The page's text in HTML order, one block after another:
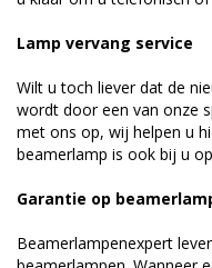
Lamp vervang service
Wilt u toch liever dat de
wordt door een van onze
met ons op, wij helpen u
beamerlamp is ook bij u
Garantie op
Beamerlampenexpert